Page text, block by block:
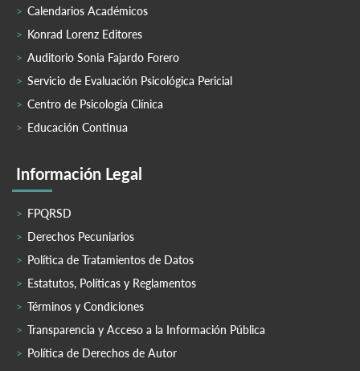
Calendarios Académicos
Konrad Lorenz Editores
Auditorio Sonia Fajardo Forero
Servicio de Evaluación Psicológica Pericial
Centro de Psicología Clínica
Educación Continua
Información Legal
FPQRSD
Derechos Pecuniarios
Política de Tratamientos de Datos
Estatutos, Políticas y Reglamentos
Términos y Condiciones
Transparencia y Acceso a la Información Pública
Política de Derechos de Autor